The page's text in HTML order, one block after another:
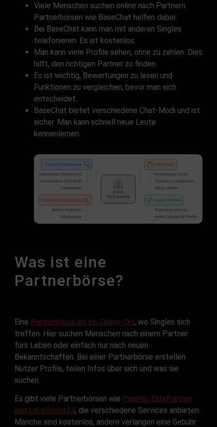
Viele Menschen suchen online nach Partnern.
Partnerbörsen wie BaseChat helfen dabei.
Bei BaseChat kann man mit anderen Singles
telefonieren. Es ist kostenlos.
Man kann viele Profile sehen, ohne zu zahlen. Dies
hilft, den richtigen Partner zu finden.
Es ist wichtig, Bewertungen zu lesen und
Funktionen zu vergleichen, bevor man sich
entscheidet.
BaseChat bietet verschiedene Chat-Modi und ist
sicher. Man kann schnell neue Leute
kennenlernen.
Was ist eine
Partnerbörse?
Eine Partnerbörse ist ein Online-Ort, wo Singles sich
treffen. Hier suchen Menschen nach einem Partner
fürs Leben oder einfach nur nach neuen
Bekanntschaften. Bei einer Partnerbörse erstellen
Nutzer Profile, teilen Infos über sich und was sie
suchen.
Es gibt viele Partnerbörsen wie Parship, ElitePartner
und LoveScout24, die verschiedene Services anbieten.
Manche sind kostenlos, andere verlangen eine Gebühr